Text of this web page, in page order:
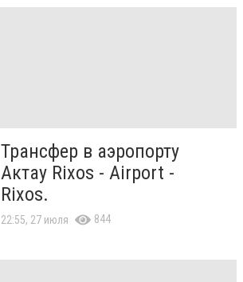
Трансфер в аэропорту
Актау Rixos - Airport -
Rixos.
22:55, 27 июля 844